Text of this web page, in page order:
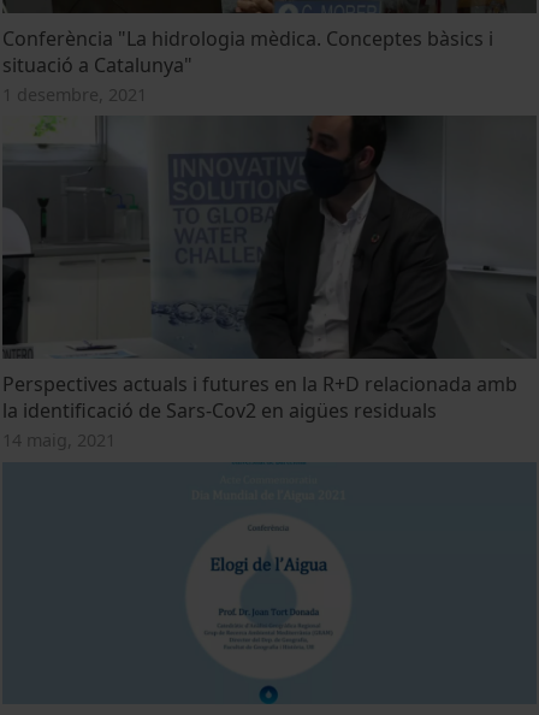
Conferència "La hidrologia mèdica. Conceptes bàsics i
situació a Catalunya"
1 desembre, 2021
Perspectives actuals i futures en la R+D relacionada amb
la identificació de Sars-Cov2 en aigües residuals
14 maig, 2021